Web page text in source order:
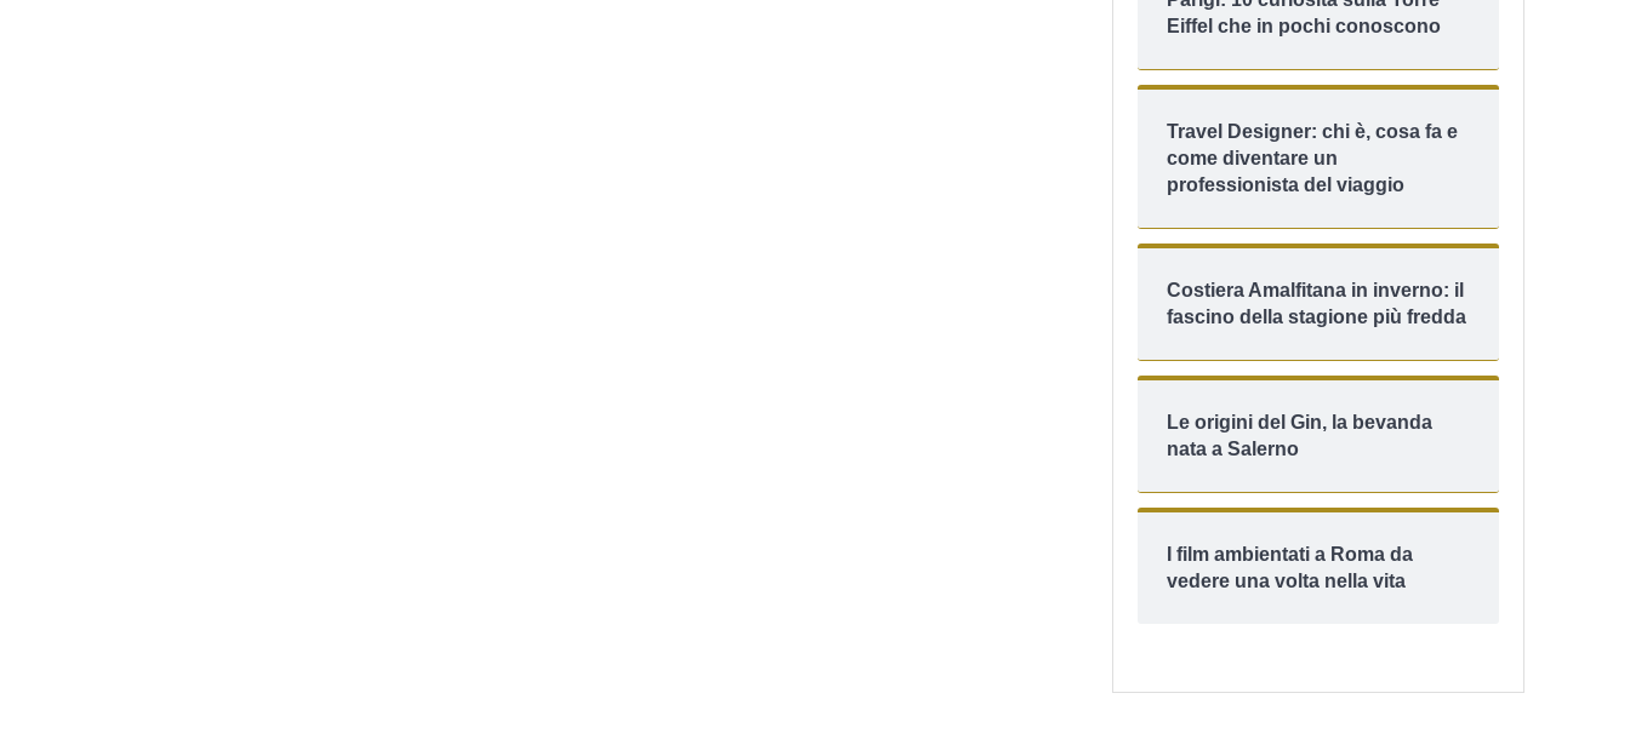
Eiffel che in pochi conoscono
Travel Designer: chi è, cosa fa e
come diventare un
professionista del viaggio
Costiera Amalfitana in inverno: il
fascino della stagione più fredda
Le origini del Gin, la bevanda
nata a Salerno
I film ambientati a Roma da
vedere una volta nella vita